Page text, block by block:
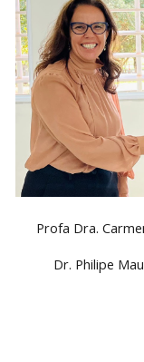
Profa Dra.
Dr. Philipe